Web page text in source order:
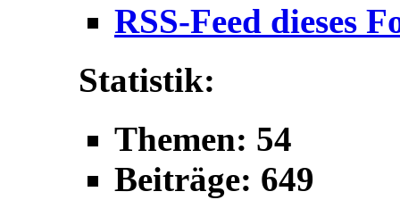
RSS-Feed dieses
Statistik:
Themen: 54
Beiträge: 649